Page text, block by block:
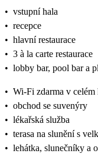
• vstupní hala
• recepce
• hlavní restaurace
• 3 à la carte restaurace
• lobby bar, pool bar a
• Wi-Fi zdarma v celém
• obchod se suvenýry
• lékařská služba
• terasa na slunění s
• lehátka, slunečníky a